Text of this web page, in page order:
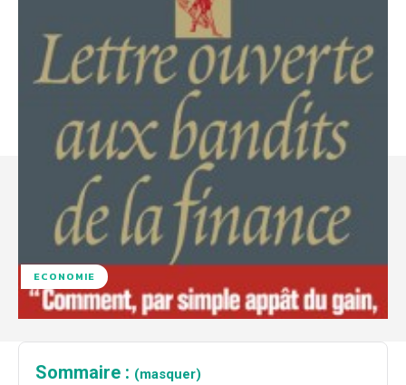
ECONOMIE
Sommaire : (masquer)